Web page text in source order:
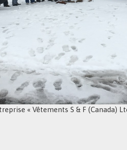
« Vêtements S & F (Canada)